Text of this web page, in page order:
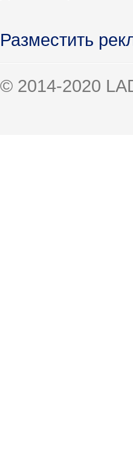
Разместить
© 2014-2020